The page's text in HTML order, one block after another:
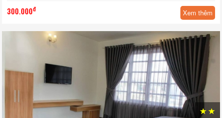
HOT
300.000đ Xem thêm